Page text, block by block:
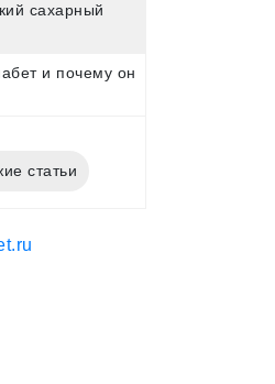
сахарный
и почему он
статьи